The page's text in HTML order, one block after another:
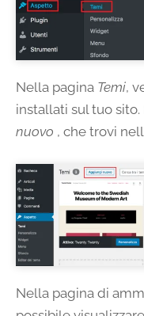
Nella pagina Temi,
installati sul tuo
nuovo , che trovi
Nella pagina di